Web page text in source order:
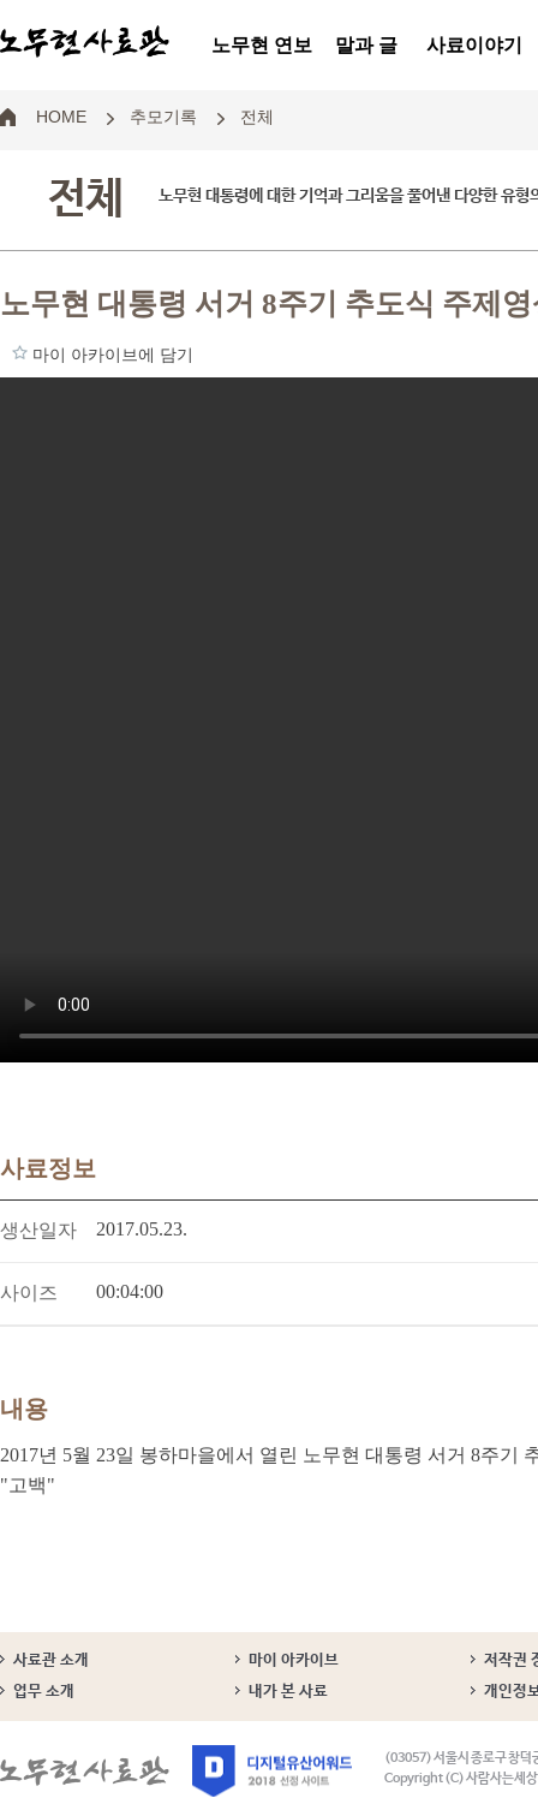
노무현 연보 말과 글 사료이야기
HOME 추모기록 전체
전체 노무현 대통령에 대한 기억과 그리움을 풀어낸 다양한 유형
노무현 대통령 서거 8주기 추도식 주제
마이 아카이브에 담기
사료정보
생산일자 2017.05.23.
사이즈 00:04:00
내용
2017년 5월 23일 봉하마을에서 열린 노무현 대통령 서거 8주기
"고백"
사료관 소개 마이 아카이브
저작권
업무 소개
내가 본 사료 개인정
(03057) 서울시 종로구 창덕
Copyright (C) 사람사는세